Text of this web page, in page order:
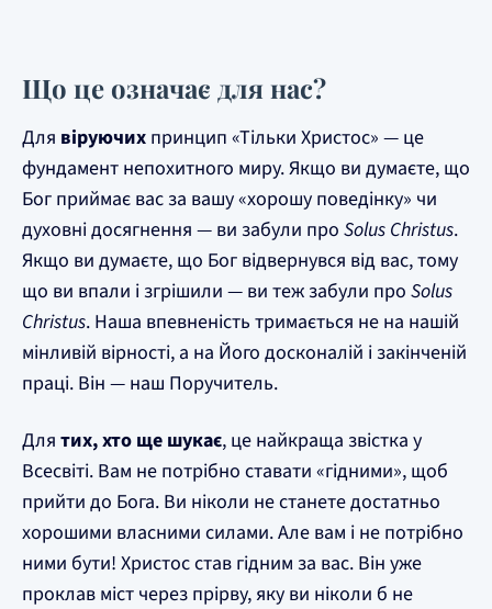
Що це означає для нас?
Для віруючих принцип «Тільки Христос» — це
фундамент непохитного миру. Якщо ви думаєте, що
Бог приймає вас за вашу «хорошу поведінку» чи
духовні досягнення — ви забули про Solus Christus.
Якщо ви думаєте, що Бог відвернувся від вас, тому
що ви впали і згрішили — ви теж забули про Solus
Christus. Наша впевненість тримається не на нашій
мінливій вірності, а на Його досконалій і закінченій
праці. Він — наш Поручитель.
Для тих, хто ще шукає, це найкраща звістка у
Всесвіті. Вам не потрібно ставати «гідними», щоб
прийти до Бога. Ви ніколи не станете достатньо
хорошими власними силами. Але вам і не потрібно
ними бути! Христос став гідним за вас. Він уже
проклав міст через прірву, яку ви ніколи б не